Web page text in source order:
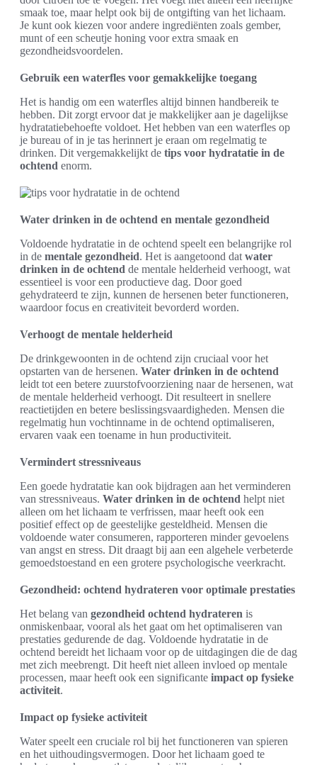
smaak toe, maar helpt ook bij de ontgifting van het lichaam.
Je kunt ook kiezen voor andere ingrediënten zoals gember,
munt of een scheutje honing voor extra smaak en
gezondheidsvoordelen.
Gebruik een waterfles voor gemakkelijke toegang
Het is handig om een waterfles altijd binnen handbereik te
hebben. Dit zorgt ervoor dat je makkelijker aan je dagelijkse
hydratatiebehoefte voldoet. Het hebben van een waterfles op
je bureau of in je tas herinnert je eraan om regelmatig te
drinken. Dit vergemakkelijkt de tips voor hydratatie in de
ochtend enorm.
Water drinken in de ochtend en mentale gezondheid
Voldoende hydratatie in de ochtend speelt een belangrijke rol
in de mentale gezondheid. Het is aangetoond dat water
drinken in de ochtend de mentale helderheid verhoogt, wat
essentieel is voor een productieve dag. Door goed
gehydrateerd te zijn, kunnen de hersenen beter functioneren,
waardoor focus en creativiteit bevorderd worden.
Verhoogt de mentale helderheid
De drinkgewoonten in de ochtend zijn cruciaal voor het
opstarten van de hersenen. Water drinken in de ochtend
leidt tot een betere zuurstofvoorziening naar de hersenen, wat
de mentale helderheid verhoogt. Dit resulteert in snellere
reactietijden en betere beslissingsvaardigheden. Mensen die
regelmatig hun vochtinname in de ochtend optimaliseren,
ervaren vaak een toename in hun productiviteit.
Vermindert stressniveaus
Een goede hydratatie kan ook bijdragen aan het verminderen
van stressniveaus. Water drinken in de ochtend helpt niet
alleen om het lichaam te verfrissen, maar heeft ook een
positief effect op de geestelijke gesteldheid. Mensen die
voldoende water consumeren, rapporteren minder gevoelens
van angst en stress. Dit draagt bij aan een algehele verbeterde
gemoedstoestand en een grotere psychologische veerkracht.
Gezondheid: ochtend hydrateren voor optimale prestaties
Het belang van gezondheid ochtend hydrateren is
onmiskenbaar, vooral als het gaat om het optimaliseren van
prestaties gedurende de dag. Voldoende hydratatie in de
ochtend bereidt het lichaam voor op de uitdagingen die de dag
met zich meebrengt. Dit heeft niet alleen invloed op mentale
processen, maar heeft ook een significante impact op fysieke
activiteit.
Impact op fysieke activiteit
Water speelt een cruciale rol bij het functioneren van spieren
en het uithoudingsvermogen. Door het lichaam goed te